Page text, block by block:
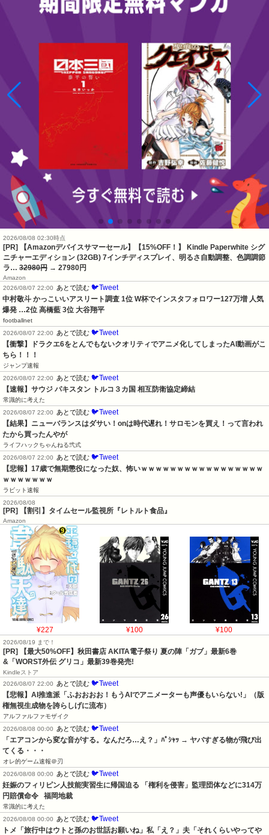
2026/08/08 02:30時点
[PR] 【Amazonデバイスサマーセール】【15%OFF！】 Kindle Paperwhite シグ
ニチャーエディション (32GB) 7インチディスプレイ、明るさ自動調整、色調調節
ラ… 32980円 → 27980円
Amazon
2026/08/07 22:00 あとで読む 🐦Tweet
中村敬斗 かっこいいアスリート調査 1位 W杯でインスタフォロワー127万増 人気
爆発 …2位 高橋藍 3位 大谷翔平
footballnet
2026/08/07 22:00 あとで読む 🐦Tweet
【衝撃】ドラクエ6をとんでもないクオリティでアニメ化してしまったAI動画がこ
ちら！！！
ジャンプ速報
2026/08/07 22:00 あとで読む 🐦Tweet
【速報】サウジ パキスタン トルコ３カ国 相互防衛協定締結
常識的に考えた
2026/08/07 22:00 あとで読む 🐦Tweet
【結果】ニューバランスはダサい！onは時代遅れ！サロモンを買え！って言われ
たから買ったんやが
ライフハックちゃんねる弐式
2026/08/07 22:00 あとで読む 🐦Tweet
【悲報】17歳で無期懲役になった奴、怖いｗｗｗｗｗｗｗｗｗｗｗｗｗｗｗｗｗ
ｗｗｗｗｗｗｗ
ラビット速報
2026/08/08
[PR] 【割引】タイムセール監視所『レトルト食品』
Amazon
¥227 ¥100 ¥100
2026/08/19 まで！
[PR] 【最大50%OFF】秋田書店 AKITA電子祭り 夏の陣「ガブ」最新6巻
&「WORST外伝 グリコ」最新39巻発売!
Kindleストア
2026/08/07 22:00
あとで読む 🐦Tweet
【悲報】AI推進派「ふおおおお！もうAIでアニメーターも声優もいらない!」（版
権無視生成物を誇らしげに流布）
アルファルファモザイク
2026/08/08 00:00
あとで読む 🐦Tweet
「エアコンから変な音がする。なんだろ…え？」ﾊﾟｼｬｯ → ヤバすぎる物が飛び出
てくる・・・
オレ的ゲーム速報＠刃
2026/08/08 00:00
あとで読む 🐦Tweet
妊娠のフィリピン人技能実習生に帰国迫る 「権利を侵害」監理団体などに314万
円賠償命令   福岡地裁
常識的に考えた
2026/08/08 00:00
あとで読む 🐦Tweet
トメ「旅行中はウトと孫のお世話お願いね」私「え？」夫「それくらいやってや